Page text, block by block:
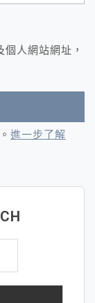
人網站網址，
進一步了解